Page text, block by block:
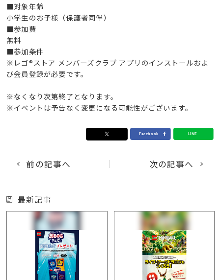
■対象年齢
小学生のお子様（保護者同伴）
■参加費
無料
■参加条件
※レゴ®ストア メンバーズクラブ アプリのインストールおよ
び会員登録が必要です。
※なくなり次第終了となります。
※イベントは予告なく変更になる可能性がございます。
前の記事へ 次の記事へ
最新記事